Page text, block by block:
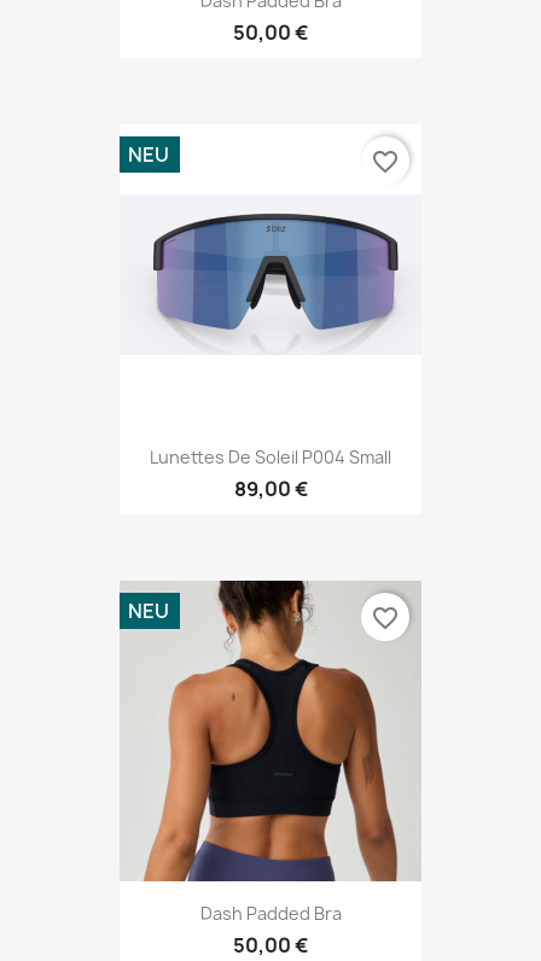
50,00 €
Lunettes De Soleil P004 Small
89,00 €
NEU favorite_border
Dash Padded Bra
50,00 €
NEU favorite_border